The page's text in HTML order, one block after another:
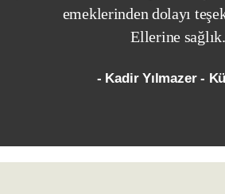
emeklerinden dolayı
Ellerine sağlık.
- Kadir Yılmazer -